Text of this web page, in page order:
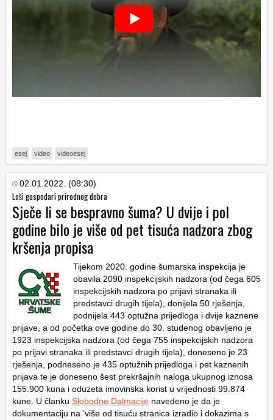
esej video videoesej
02.01.2022. (08:30)
Loši gospodari prirodnog dobra
Sječe li se bespravno šuma? U dvije i pol
godine bilo je više od pet tisuća nadzora zbog
kršenja propisa
Tijekom 2020. godine šumarska inspekcija je
obavila 2090 inspekcijskih nadzora (od čega 605
inspekcijskih nadzora po prijavi stranaka ili
predstavci drugih tijela), donijela 50 rješenja,
podnijela 443 optužna prijedloga i dvije kaznene
prijave, a od početka ove godine do 30. studenog obavljeno je
1923 inspekcijska nadzora (od čega 755 inspekcijskih nadzora
po prijavi stranaka ili predstavci drugih tijela), doneseno je 23
rješenja, podneseno je 435 optužnih prijedloga i pet kaznenih
prijava te je doneseno šest prekršajnih naloga ukupnog iznosa
155.900 kuna i oduzeta imovinska korist u vrijednosti 99.874
kune. U članku Slobodne Dalmacije navedeno je da je
dokumentaciju na ‘više od tisuću stranica izradio i dokazima s